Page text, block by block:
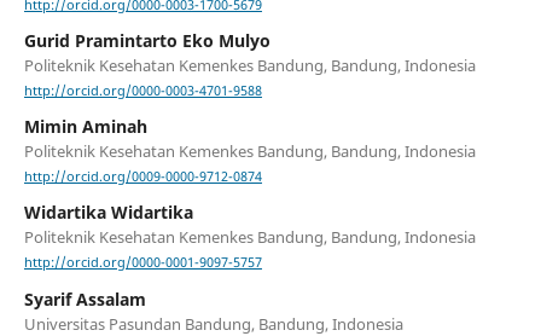
http://orcid.org/0000-0003-1700-5679
Gurid Pramintarto Eko Mulyo
Politeknik Kesehatan Kemenkes Bandung, Bandung, Indonesia
http://orcid.org/0000-0003-4701-9588
Mimin Aminah
Politeknik Kesehatan Kemenkes Bandung, Bandung, Indonesia
http://orcid.org/0009-0000-9712-0874
Widartika Widartika
Politeknik Kesehatan Kemenkes Bandung, Bandung, Indonesia
http://orcid.org/0000-0001-9097-5757
Syarif Assalam
Universitas Pasundan Bandung, Bandung, Indonesia